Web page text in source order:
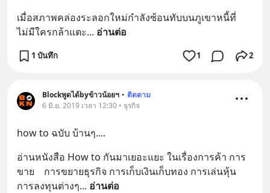
เมื่อสภาพคล่องระลอกใหม่กำลังซ้อนทับบนภูเขาหนี้ที่
ไม่มีใครกล้าแตะ... อ่านต่อ
1 บันทึก 1 2
Blockพูดได้byข้าวน้อยฯ • ติดตาม
6 มิ.ย. 2019 เวลา 12:30 • ธุรกิจ
how to ฉบับ บ้านๆ....
อ่านหนังสือ How to กันมาเยอะแยะ ในเรื่องการค้า การ
ขาย    การขยายธุรกิจ การเก็บเงินเก็บทอง การเล่นหุ้น
การลงทุนต่างๆ... อ่านต่อ